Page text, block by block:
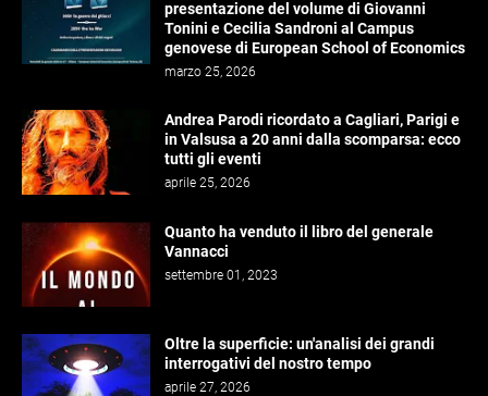
presentazione del volume di Giovanni
Tonini e Cecilia Sandroni al Campus
genovese di European School of Economics
marzo 25, 2026
Andrea Parodi ricordato a Cagliari, Parigi e
in Valsusa a 20 anni dalla scomparsa: ecco
tutti gli eventi
aprile 25, 2026
Quanto ha venduto il libro del generale
Vannacci
settembre 01, 2023
Oltre la superficie: un'analisi dei grandi
interrogativi del nostro tempo
aprile 27, 2026